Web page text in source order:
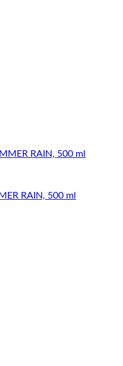
RAIN, 500 ml